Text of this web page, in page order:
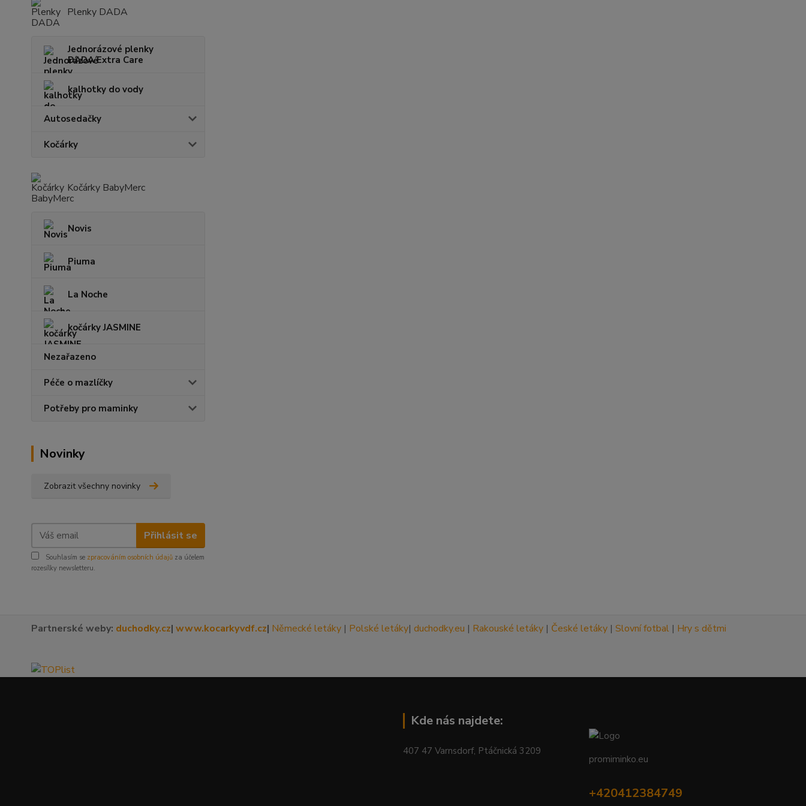
Plenky DADA
Jednorázové plenky
DADA Extra Care
kalhotky do vody
Autosedačky
Kočárky
Kočárky BabyMerc
Novis
Piuma
La Noche
kočárky JASMINE
Nezařazeno
Péče o mazlíčky
Potřeby pro maminky
Novinky
Zobrazit všechny novinky
Přihlásit se
Souhlasím se zpracováním osobních údajů za účelem
rozesílky newsletteru.
Partnerské weby: duchodky.cz| www.kocarkyvdf.cz| Německé letáky | Polské letáky| duchodky.eu | Rakouské letáky | České letáky | Slovní fotbal | Hry s dětmi
Kde nás najdete:
407 47 Varnsdorf, Ptáčnická 3209
promiminko.eu
+420412384749